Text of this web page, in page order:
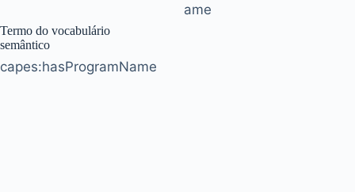
Termo do vocabulário
semântico
capes:hasProgramName
ame